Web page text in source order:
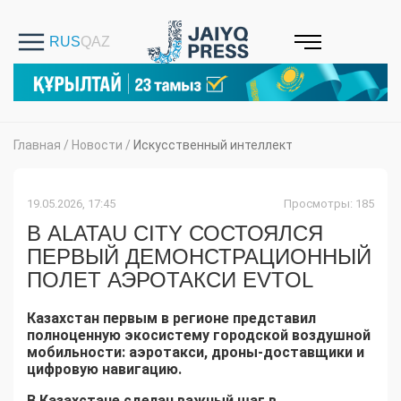
Главная / Новости / Искусственный интеллект
19.05.2026, 17:45 Просмотры: 185
В ALATAU CITY СОСТОЯЛСЯ
ПЕРВЫЙ ДЕМОНСТРАЦИОННЫЙ
ПОЛЕТ АЭРОТАКСИ EVTOL
Казахстан первым в регионе представил
полноценную экосистему городской воздушной
мобильности: аэротакси, дроны-доставщики и
цифровую навигацию.